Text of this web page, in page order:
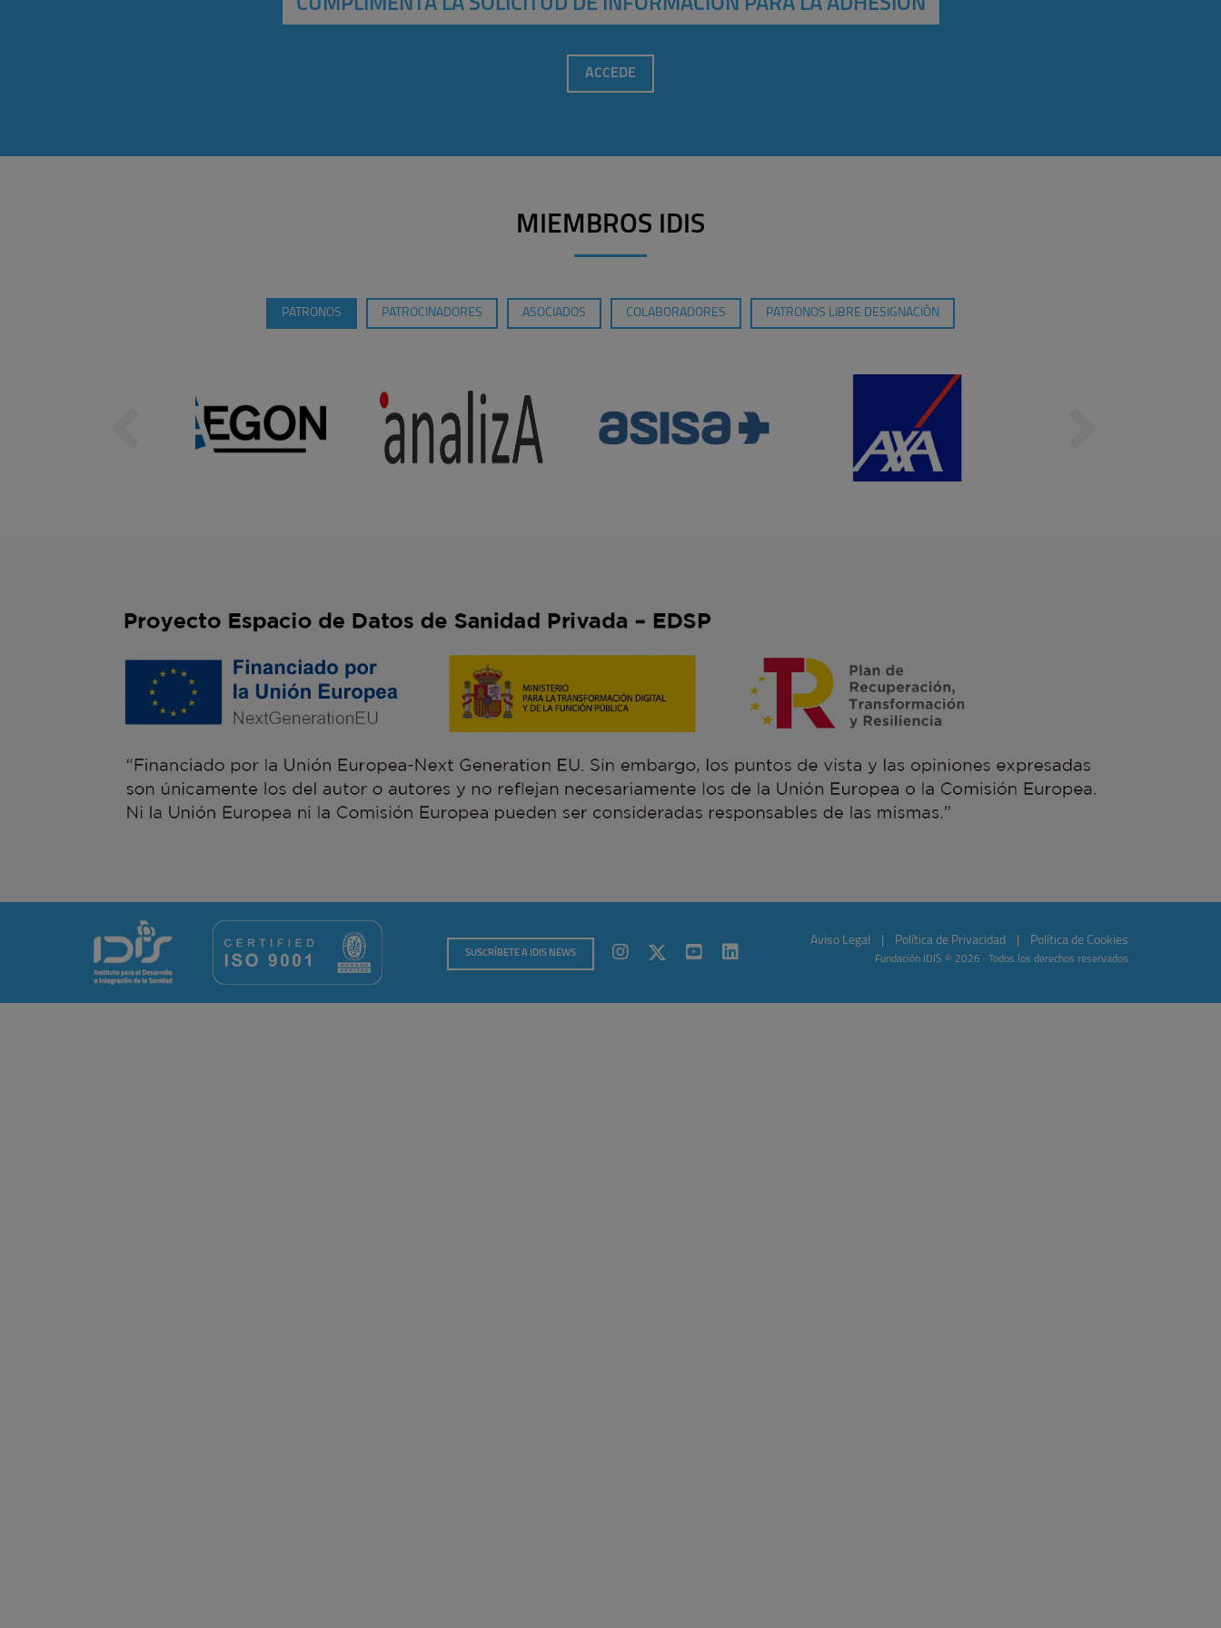
CUMPLIMENTA LA SOLICITUD DE INFORMACIÓN PARA LA ADHESIÓN
ACCEDE
MIEMBROS IDIS
PATRONOS PATROCINADORES ASOCIADOS COLABORADORES PATRONOS LIBRE DESIGNACIÓN
SUSCRÍBETE A IDIS NEWS
Aviso Legal Política de Privacidad Política de Cookies
Fundación IDIS © 2026 · Todos los derechos reservados